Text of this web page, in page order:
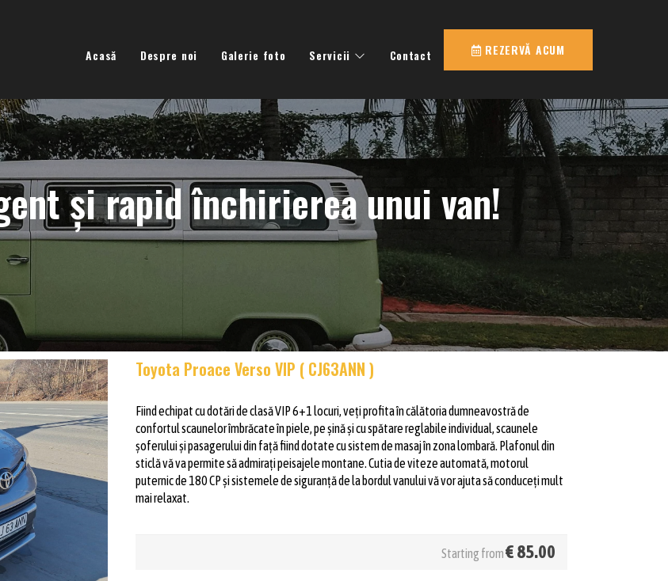
Acasă Despre noi Galerie foto Servicii Contact REZERVĂ ACUM
și rapid închirierea unui van!
Toyota Proace Verso VIP ( CJ63ANN )
Fiind echipat cu dotări de clasă VIP 6+1 locuri, veți profita în călătoria dumneavostră de
confortul scaunelor îmbrăcate în piele, pe șină și cu spătare reglabile individual, scaunele
șoferului și pasagerului din față fiind dotate cu sistem de masaj în zona lombară. Plafonul din
sticlă vă va permite să admirați peisajele montane. Cutia de viteze automată, motorul
puternic de 180 CP și sistemele de siguranță de la bordul vanului vă vor ajuta să conduceți mult
mai relaxat.
Starting from€85.00